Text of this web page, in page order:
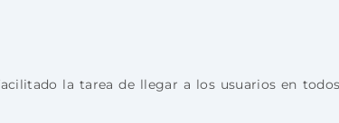
la tarea de llegar a los usuarios en